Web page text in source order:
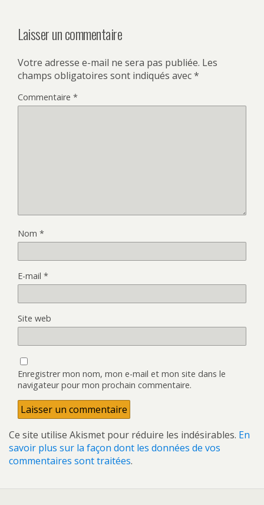
Laisser un commentaire
Votre adresse e-mail ne sera pas publiée. Les
champs obligatoires sont indiqués avec*
Commentaire *
Nom *
E-mail *
Site web
Enregistrer mon nom, mon e-mail et mon site dans le
navigateur pour mon prochain commentaire.
Ce site utilise Akismet pour réduire les indésirables. En
savoir plus sur la façon dont les données de vos
commentaires sont traitées.